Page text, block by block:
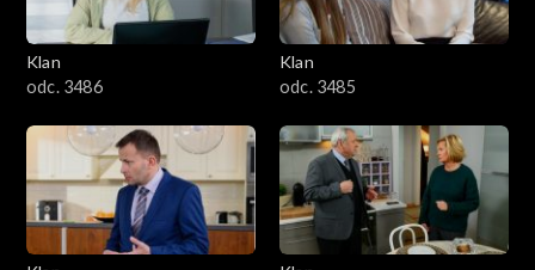
2001–2100
1901–2000
1801–1900
1701–1800
Klan
odc. 3486
Klan
odc. 3485